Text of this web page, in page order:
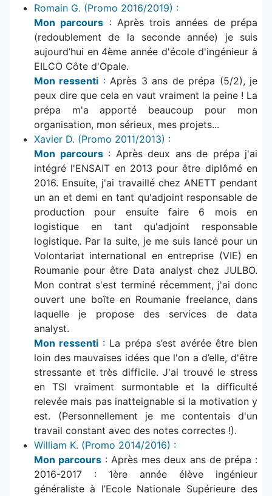
Romain G. (Promo 2016/2019) :
Mon parcours : Après trois années de prépa
(redoublement de la seconde année) je suis
aujourd’hui en 4ème année d'école d'ingénieur à
EILCO Côte d'Opale.
Mon ressenti : Après 3 ans de prépa (5/2), je
peux dire que cela en vaut vraiment la peine ! La
prépa m'a apporté beaucoup pour mon
organisation, mon sérieux, mes projets...
Xavier D. (Promo 2011/2013) :
Mon parcours: Après deux ans de prépa j'ai
intégré l'ENSAIT en 2013 pour être diplômé en
2016. Ensuite, j'ai travaillé chez ANETT pendant
un an et demi en tant qu'adjoint responsable de
production pour ensuite faire 6 mois en
logistique en tant qu'adjoint responsable
logistique. Par la suite, je me suis lancé pour un
Volontariat international en entreprise (VIE) en
Roumanie pour être Data analyst chez JULBO.
Mon contrat s'est terminé récemment, j'ai donc
ouvert une boîte en Roumanie freelance, dans
laquelle je propose des services de data
analyst.
Mon ressenti : La prépa s’est avérée être bien
loin des mauvaises idées que l'on a d’elle, d'être
stressante et très difficile. J'ai trouvé le stress
en TSI vraiment surmontable et la difficulté
relevée mais pas inatteignable si la motivation y
est. (Personnellement je me contentais d'un
travail constant avec des notes correctes !).
William K. (Promo 2014/2016) :
Mon parcours : Après mes deux ans de prépa :
2016-2017 : 1ère année élève ingénieur
généraliste à l’Ecole Nationale Supérieure des